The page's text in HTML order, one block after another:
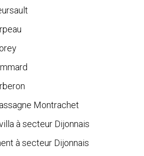
Montrachet
à secteur Dijonnais
à secteur Dijonnais